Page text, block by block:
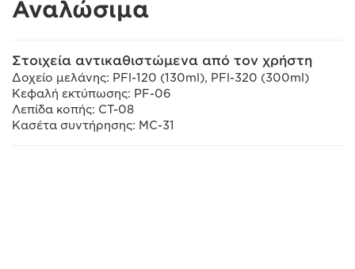
Αναλώσιμα
Στοιχεία αντικαθιστώμενα από τον χρήστη
Δοχείο μελάνης: PFl-120 (130ml), PFl-320 (300ml)
Κεφαλή εκτύπωσης: PF-06
Λεπίδα κοπής: CT-08
Κασέτα συντήρησης: MC-31